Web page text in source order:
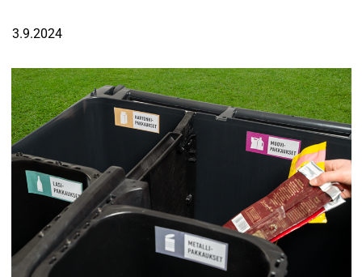
3.9.2024